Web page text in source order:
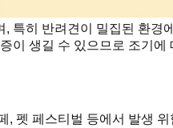
특히 반려견이 밀집된 환경
이 생길 수 있으므로 조기에
펫 페스티벌 등에서 발생